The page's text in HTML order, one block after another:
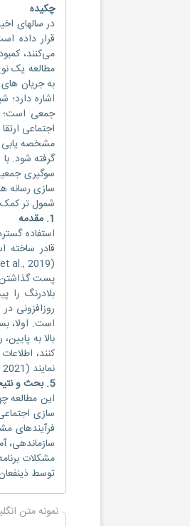
چکیده
در سالهای
قرار داده
می‌کنند،
مطالعه یک
به جریان
اشاره دارد؛
جمعی است؛
اجتماعی
مشخصه یابی
گرفته شود.
سوگیری
سازی رسانه
شمول تر کمک
1. مقدمه
استفاده
قادر ساخته
پست گذاشتن
بلادرنگ را
روزافزونی
است. اولا،
بالا به
کنند،
نمایند (Alizadeh et al., 2019; Kleinhans et al., 2015; Kowalik, 2021; Lin, 2018; Lin & Kant, 2021).
5. بحث و نتیجه گیری
این مطالعه
سازی
سازماندهی،
مشکلات
توسط
نمونه متن